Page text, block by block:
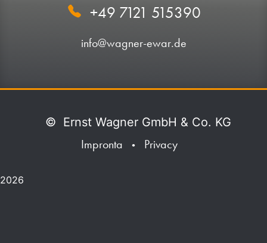
+49 7121 515390
info@wagner-ewar.de
© Ernst Wagner GmbH & Co. KG
Impronta
• Privacy
2026